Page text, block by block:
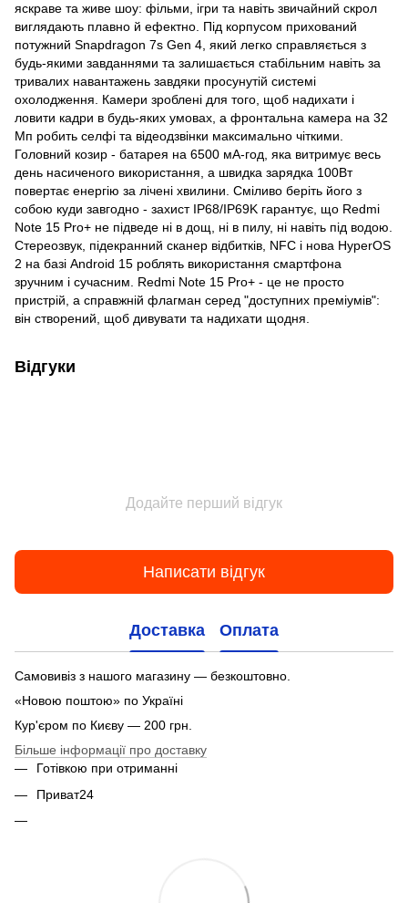
яскраве та живе шоу: фільми, ігри та навіть звичайний скрол
виглядають плавно й ефектно. Під корпусом прихований
потужний Snapdragon 7s Gen 4, який легко справляється з
будь-якими завданнями та залишається стабільним навіть за
тривалих навантажень завдяки просунутій системі
охолодження. Камери зроблені для того, щоб надихати і
ловити кадри в будь-яких умовах, а фронтальна камера на 32
Мп робить селфі та відеодзвінки максимально чіткими.
Головний козир - батарея на 6500 мА-год, яка витримує весь
день насиченого використання, а швидка зарядка 100Вт
повертає енергію за лічені хвилини. Сміливо беріть його з
собою куди завгодно - захист IP68/IP69K гарантує, що Redmi
Note 15 Pro+ не підведе ні в дощ, ні в пилу, ні навіть під водою.
Стереозвук, підекранний сканер відбитків, NFC і нова HyperOS
2 на базі Android 15 роблять використання смартфона
зручним і сучасним. Redmi Note 15 Pro+ - це не просто
пристрій, а справжній флагман серед "доступних преміумів":
він створений, щоб дивувати та надихати щодня.
Відгуки
Додайте перший відгук
Написати відгук
Доставка Оплата
Самовивіз з нашого магазину — безкоштовно.
«Новою поштою» по Україні
Кур'єром по Києву — 200 грн.
Більше інформації про доставку
Готівкою при отриманні
Приват24